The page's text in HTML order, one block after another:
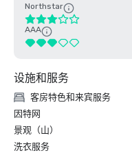
Northstar
AAA
设施和服务
客房特色和来宾服务
因特网
景观（山）
洗衣服务